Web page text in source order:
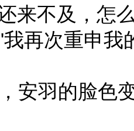
来不及，怎
再次重申我
安羽的脸色